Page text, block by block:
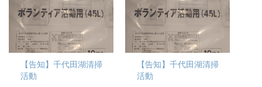
【告知】千代田湖清掃
活動
【告知】千代田湖清掃
活動